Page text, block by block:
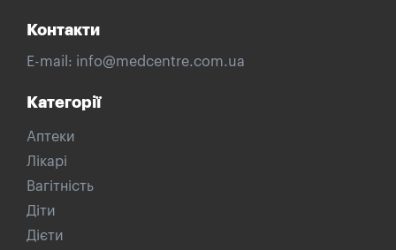
Контакти
E-mail: info@medcentre.com.ua
Категорії
Аптеки
Лікарі
Вагітність
Діти
Дієти